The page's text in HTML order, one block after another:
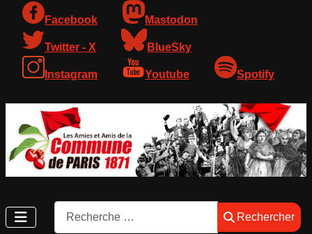
Facebook Mastodon
Twitter - X BlueSky
Instagram Youtube Spotify
Rechercher
Rechercher